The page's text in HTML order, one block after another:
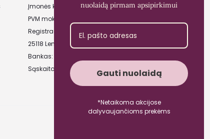
Įmonės kodas: 303481944
PVM mokėtojo kodas: LT100011828014
Registracijos adresas: Bažnyčios g. 23-36,
25118 Lentvaris, Trakų r.
Bankas: Paysera LT
Sąskaitos Nr.: LT89 3500 0100 0165 5773
nuolaidą pirmam apsipirkimui
Gauti nuolaidą
*Netaikoma akcijose
dalyvaujančioms prekėms